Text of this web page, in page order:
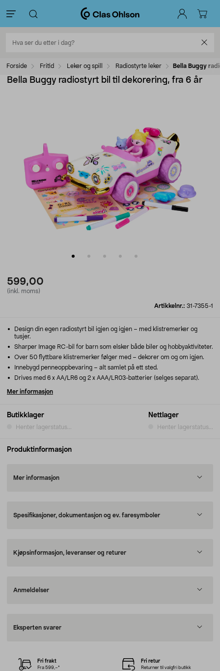
Forside Fritid Leker og spill Radiostyrte leker Bella Buggy
Bella Buggy radiostyrt bil til dekorering, fra 6 år
599,00
(inkl. moms)
Artikkelnr.: 31-7355-1
Butikklager
Henter lagerstatus...
Nettlager
Henter lagerstatus...
Design din egen radiostyrt bil igjen og igjen – med klistremerker og
tusjer.
Sharper Image RC-bil for barn som elsker både biler og hobbyaktiviteter.
Over 50 flyttbare klistremerker følger med – dekorer om og om igjen.
Innebygd penneoppbevaring – alt samlet på ett sted.
Drives med 6 x AA/LR6 og 2 x AAA/LR03-batterier (selges separat).
Mer informasjon
Produktinformasjon
Mer informasjon
Spesifikasjoner, dokumentasjon og ev. faresymboler
Kjøpsinformasjon, leveranser og returer
Anmeldelser
Eksperten svarer
Fri frakt
Fra 599,–*
Fri retur
Returner til valgfri butikk